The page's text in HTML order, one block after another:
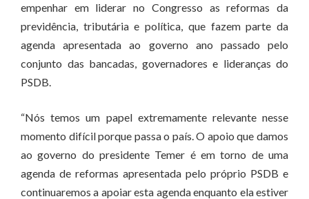
empenhar em liderar no Congresso as reformas da
previdência, tributária e política, que fazem parte da
agenda apresentada ao governo ano passado pelo
conjunto das bancadas, governadores e lideranças do
PSDB.
“Nós temos um papel extremamente relevante nesse
momento difícil porque passa o país. O apoio que damos
ao governo do presidente Temer é em torno de uma
agenda de reformas apresentada pelo próprio PSDB e
continuaremos a apoiar esta agenda enquanto ela estiver